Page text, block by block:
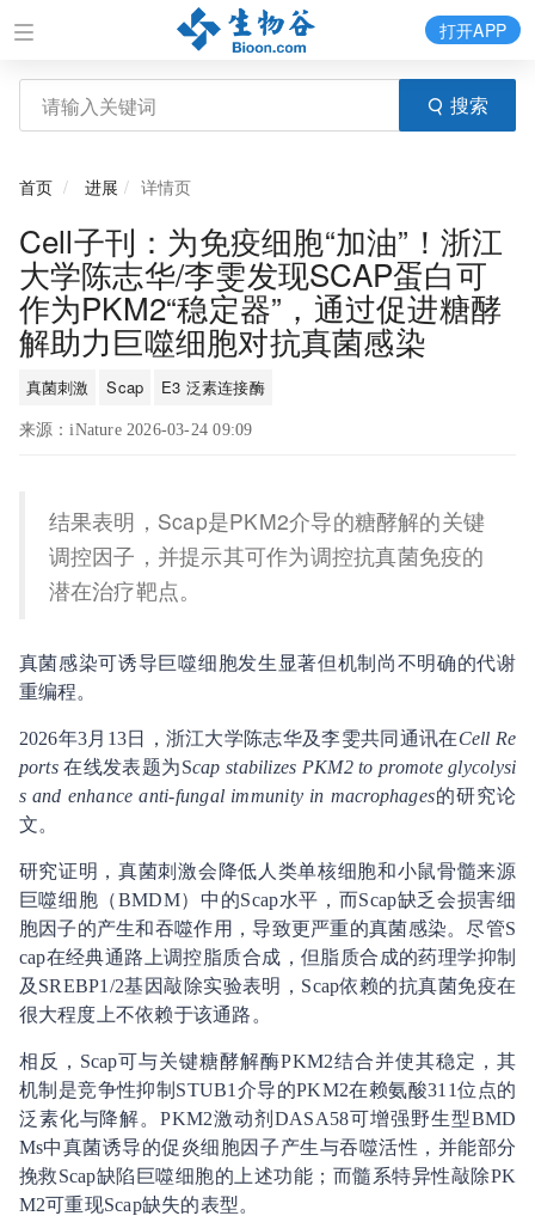
搜索
打开APP
首页 进展 详情页
Cell子刊：为免疫细胞“加油”！浙江
大学陈志华/李雯发现SCAP蛋白可
作为PKM2“稳定器”，通过促进糖酵
解助力巨噬细胞对抗真菌感染
真菌刺激 Scap E3 泛素连接酶
来源：iNature 2026-03-24 09:09
结果表明，Scap是PKM2介导的糖酵解的关键
调控因子，并提示其可作为调控抗真菌免疫的
潜在治疗靶点。
真菌感染可诱导巨噬细胞发生显著但机制尚不明确的代谢
重编程。
2026年3月13日，浙江大学陈志华及李雯共同通讯在Cell Re
ports在线发表题为Scap stabilizes PKM2 to promote glycolysi
s and enhance anti-fungal immunity in macrophages的研究论
文。
研究证明，真菌刺激会降低人类单核细胞和小鼠骨髓来源
巨噬细胞（BMDM）中的Scap水平，而Scap缺乏会损害细
胞因子的产生和吞噬作用，导致更严重的真菌感染。尽管S
cap在经典通路上调控脂质合成，但脂质合成的药理学抑制
及SREBP1/2基因敲除实验表明，Scap依赖的抗真菌免疫在
很大程度上不依赖于该通路。
相反，Scap可与关键糖酵解酶PKM2结合并使其稳定，其
机制是竞争性抑制STUB1介导的PKM2在赖氨酸311位点的
泛素化与降解。PKM2激动剂DASA58可增强野生型BMD
Ms中真菌诱导的促炎细胞因子产生与吞噬活性，并能部分
挽救Scap缺陷巨噬细胞的上述功能；而髓系特异性敲除PK
M2可重现Scap缺失的表型。